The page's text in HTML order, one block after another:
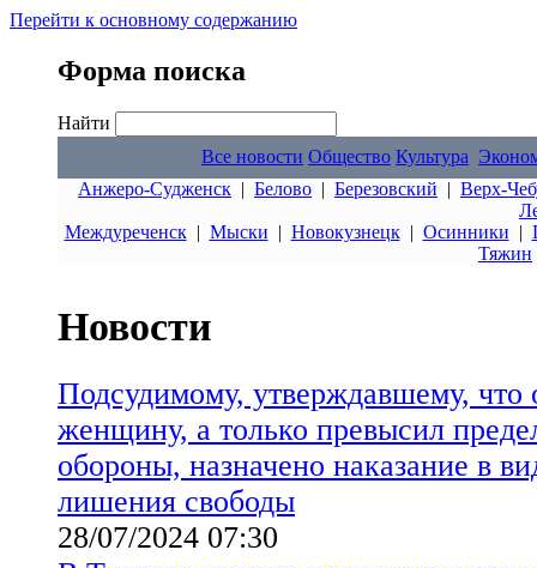
Перейти к основному содержанию
Форма поиска
Найти
Все новости Общество Культура
Анжеро-Судженск | Белово | Березовский | Верх-
Междуреченск| Мыски | Новокузнецк| Осинники |
Тяжин
Новости
Подсудимому, утверждавшему, что
женщину, а только превысил
обороны, назначено наказание в
лишения свободы
28/07/2024 07:30